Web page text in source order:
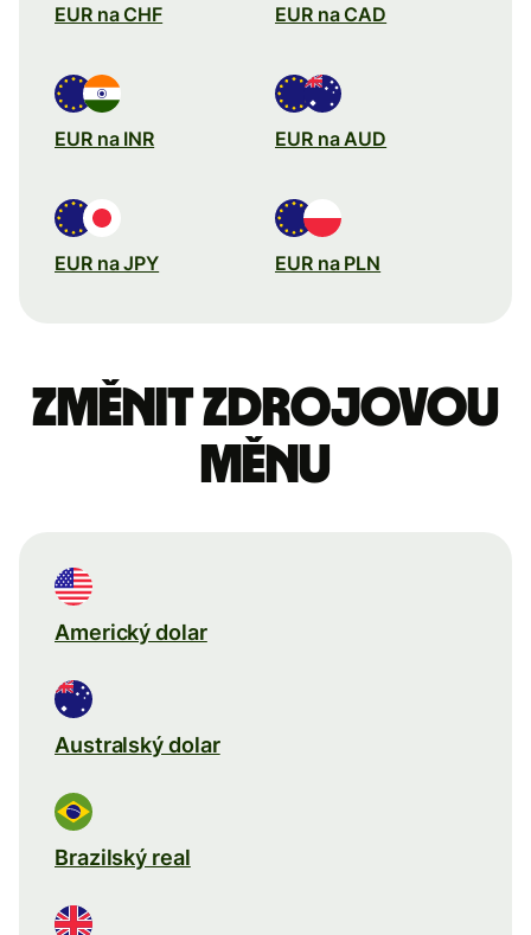
EUR na CHF EUR na CAD
EUR na INR EUR na AUD
EUR na JPY EUR na PLN
Změnit zdrojovou
měnu
Americký dolar
Australský dolar
Brazilský real